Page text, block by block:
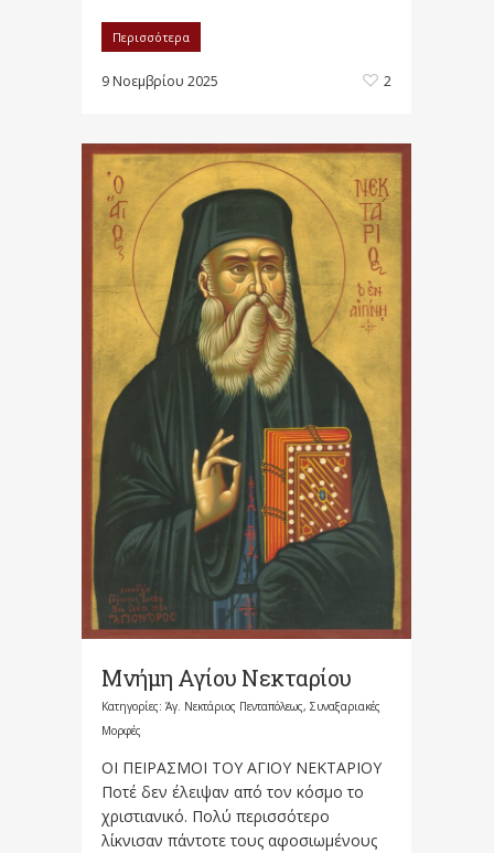
Περισσότερα
9 Νοεμβρίου 2025 2
Μνήμη Αγίου Νεκταρίου
Κατηγορίες: Άγ. Νεκτάριος Πενταπόλεως, Συναξαριακές
Μορφές
ΟΙ ΠΕΙΡΑΣΜΟΙ ΤΟΥ ΑΓΙΟΥ ΝΕΚΤΑΡΙΟΥ
Ποτέ δεν έλειψαν από τον κόσμο το
χριστιανικό. Πολύ περισσότερο
λίκνισαν πάντοτε τους αφοσιωμένους